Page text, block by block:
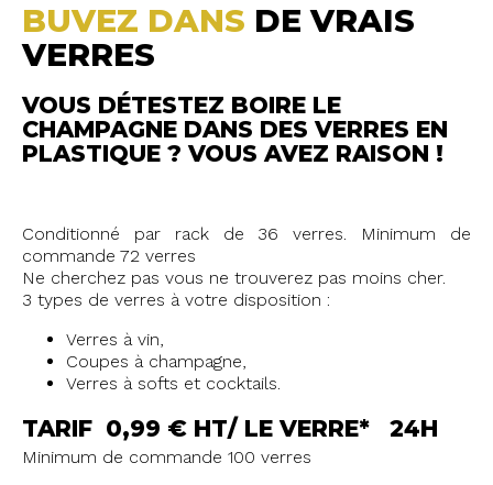
BUVEZ DANS DE VRAIS
VERRES
VOUS DÉTESTEZ BOIRE LE
CHAMPAGNE DANS DES VERRES EN
PLASTIQUE ? VOUS AVEZ RAISON !
Conditionné par rack de 36 verres. Minimum de
commande 72 verres
Ne cherchez pas vous ne trouverez pas moins cher.
3 types de verres à votre disposition :
Verres à vin,
Coupes à champagne,
Verres à softs et cocktails.
TARIF 0,99 € HT/ LE VERRE* 24H
Minimum de commande 100 verres